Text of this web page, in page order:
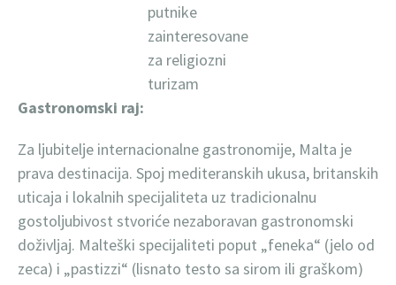
putnike
zainteresovane
za religiozni
turizam
Gastronomski raj:
Za ljubitelje internacionalne gastronomije, Malta je
prava destinacija. Spoj mediteranskih ukusa, britanskih
uticaja i lokalnih specijaliteta uz tradicionalnu
gostoljubivost stvoriće nezaboravan gastronomski
doživljaj. Malteški specijaliteti poput „feneka“ (jelo od
zeca) i „pastizzi“ (lisnato testo sa sirom ili graškom)